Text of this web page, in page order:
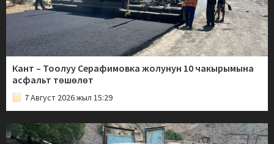
Кант – Тоолуу Серафимовка жолунун 10 чакырымына
асфальт төшөлөт
7 Август 2026 жыл 15:29